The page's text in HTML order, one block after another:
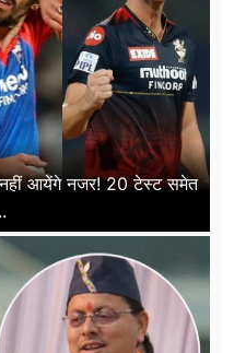
नहीं आयेंगे नजर! 20 टेस्ट समेत